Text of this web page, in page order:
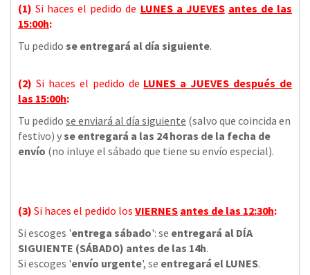
(1)Si haces el pedido de LUNES a JUEVES antes de las
15:00h:
Tu pedido se entregará al día siguiente.
(2) Si haces el pedido de LUNES a JUEVES después de
las 15:00h:
Tu pedido se enviará al día siguiente (salvo que coincida en
festivo) yse entregará a las 24 horas de la fecha de
envío (no inluye el sábado que tiene su envío especial).
(3) Si haces el pedido los VIERNES antes de las 12:30h:
Si escoges 'entrega sábado': se entregará al DÍA
SIGUIENTE (SÁBADO) antes de las 14h.
Si escoges 'envío urgente', se entregará el LUNES.